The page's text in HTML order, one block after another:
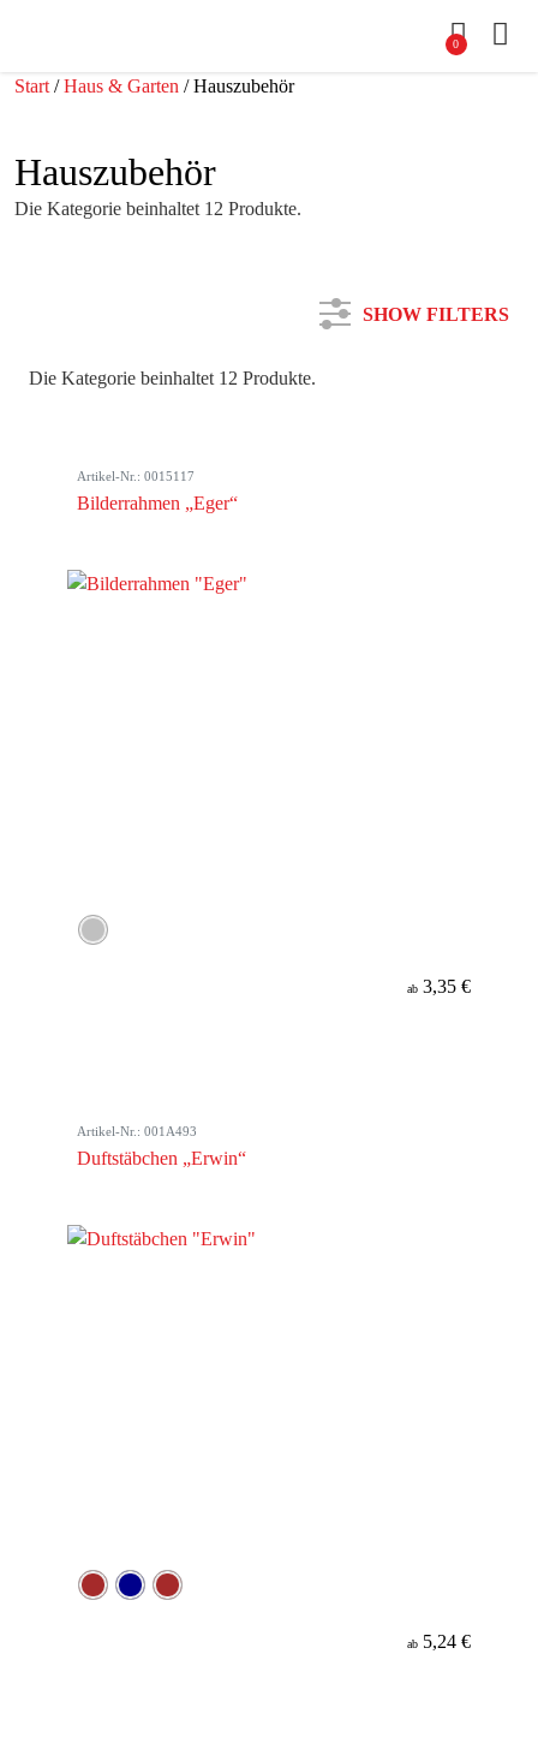
0
Start /Haus & Garten / Hauszubehör
Hauszubehör
Die Kategorie beinhaltet 12 Produkte.
SHOW FILTERS
Farbe
Die Kategorie beinhaltet 12 Produkte.
Artikel-Nr.: 0015117
Bilderrahmen „Eger“
ab 3,35 €
Artikel-Nr.: 001A493
Duftstäbchen „Erwin“
ab 5,24 €